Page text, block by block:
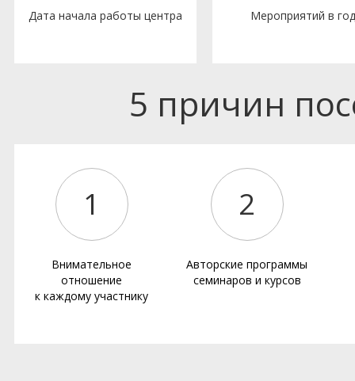
Дата начала работы центра Мероприятий в год
5 причин
1
Внимательное
отношение
к каждому участнику
2
Авторские программы
семинаров и курсов